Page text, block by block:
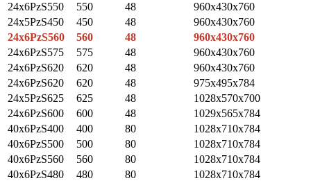
24x6PzS550
550 48
960x430x760
24x5PzS450
450 48
960x430x760
24x6PzS560
560 48
960x430x760
24x6PzS575
575 48
960x430x760
24x6PzS620
620 48
960x430x760
24x6PzS620
620 48
975х495х784
24x5PzS625
625 48
1028x570x700
24x6PzS600
600 48
1029x565x784
40x6PzS400
400 80
1028x710x784
40x6PzS500
500 80
1028x710х784
40x6PzS560
560 80
1028x710x784
40x6PzS480
480 80
1028x710x784